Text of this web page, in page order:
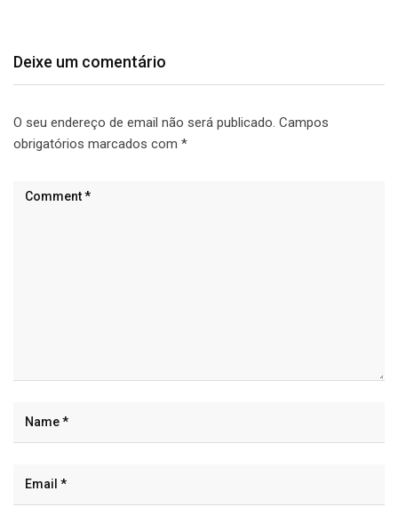
Deixe um comentário
O seu endereço de email não será publicado. Campos
obrigatórios marcados com *